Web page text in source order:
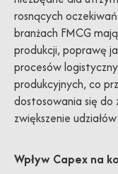
rosnących
branżach FMCG
produkcji, poprawę
procesów
produkcyjnych, co
dostosowania się do
zwiększenie
Wpływ Capex na